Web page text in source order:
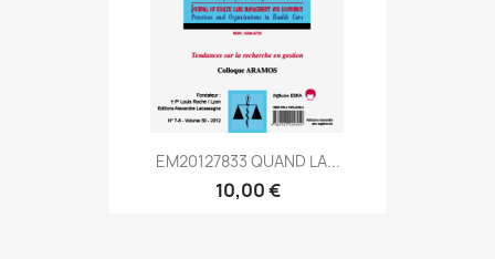
EM20127833 QUAND LA...
10,00 €